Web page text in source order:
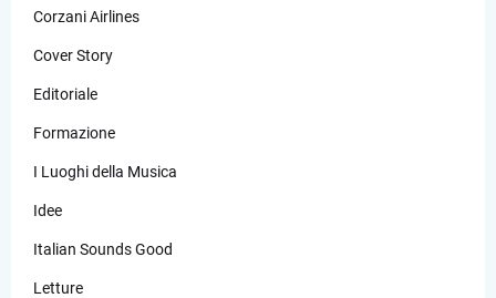
Corzani Airlines
Cover Story
Editoriale
Formazione
I Luoghi della Musica
Idee
Italian Sounds Good
Letture